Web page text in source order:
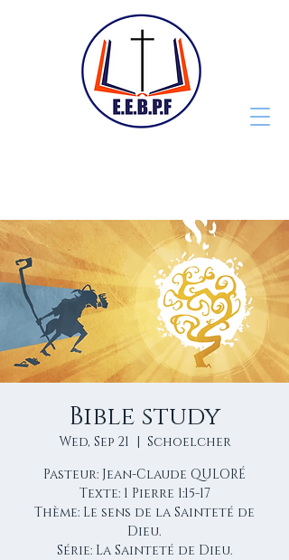
Bible study
Wed, Sep 21
  |
Schoelcher
Pasteur: Jean-Claude QULORÉ
Texte: 1 Pierre 1:15-17
Thème: Le sens de la Sainteté de
Dieu.
Série: La Sainteté de Dieu.